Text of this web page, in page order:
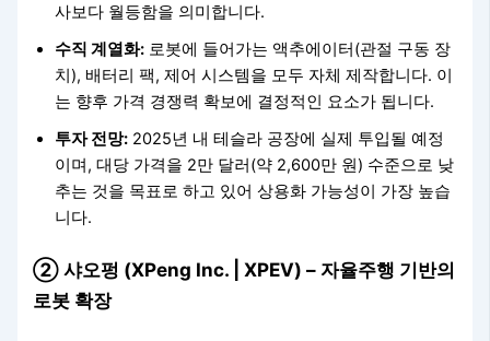
사보다 월등함을 의미합니다.
수직 계열화: 로봇에 들어가는 액추에이터(관절 구동 장
치), 배터리 팩, 제어 시스템을 모두 자체 제작합니다. 이
는 향후 가격 경쟁력 확보에 결정적인 요소가 됩니다.
투자 전망: 2025년 내 테슬라 공장에 실제 투입될 예정
이며, 대당 가격을 2만 달러(약 2,600만 원) 수준으로 낮
추는 것을 목표로 하고 있어 상용화 가능성이 가장 높습
니다.
② 샤오펑 (XPeng Inc. | XPEV) – 자율주행 기반의
로봇 확장